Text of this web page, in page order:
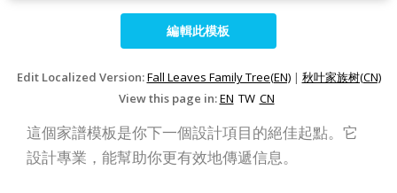
編輯此模板
Edit Localized Version:Fall Leaves Family Tree(EN)| 秋叶家族树(CN)
View this page in:EN TW CN
這個家譜模板是你下一個設計項目的絕佳起點。它
設計專業，能幫助你更有效地傳遞信息。